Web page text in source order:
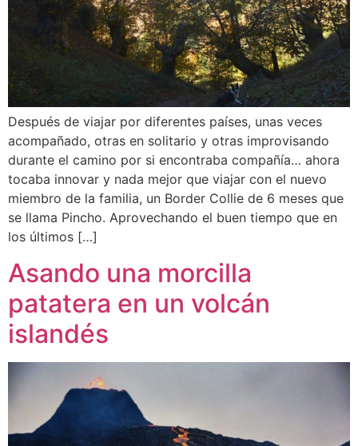
Después de viajar por diferentes países, unas veces
acompañado, otras en solitario y otras improvisando
durante el camino por si encontraba compañía… ahora
tocaba innovar y nada mejor que viajar con el nuevo
miembro de la familia, un Border Collie de 6 meses que
se llama Pincho. Aprovechando el buen tiempo que en
los últimos […]
Asando una morcilla
patatera en un volcán
islandés